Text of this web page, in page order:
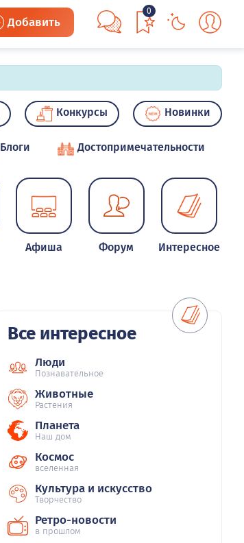
Добавить
0
Конкурсы Новинки
Блоги Достопримечательности
Афиша Форум Интересное
Все интересное
Люди
Познавательное
Животные
Растения
Планета
Наш дом
Космос
вселенная
Культура и искусство
Творчество
Ретро-новости
в прошлом